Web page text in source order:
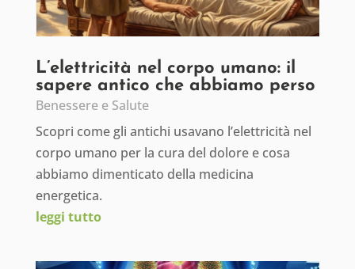
L’elettricità nel corpo umano: il
sapere antico che abbiamo perso
Benessere e Salute
Scopri come gli antichi usavano l’elettricità nel
corpo umano per la cura del dolore e cosa
abbiamo dimenticato della medicina
energetica.
leggi tutto